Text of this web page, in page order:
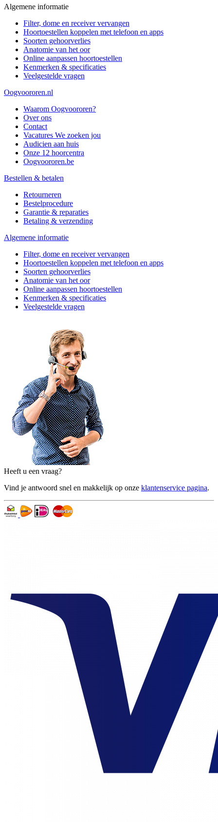
Algemene informatie
Filter, dome en receiver vervangen
Hoortoestellen koppelen met telefoon en apps
Soorten gehoorverlies
Anatomie van het oor
Online aanpassen hoortoestellen
Kenmerken & specificaties
Veelgestelde vragen
Oogvoororen.nl
Waarom Oogvoororen?
Over ons
Contact
Vacatures We zoeken jou
Audicien aan huis
Onze 12 hoorcentra
Oogvoororen.be
Bestellen & betalen
Retourneren
Bestelprocedure
Garantie & reparaties
Betaling & verzending
Algemene informatie
Filter, dome en receiver vervangen
Hoortoestellen koppelen met telefoon en apps
Soorten gehoorverlies
Anatomie van het oor
Online aanpassen hoortoestellen
Kenmerken & specificaties
Veelgestelde vragen
Heeft u een vraag?
Vind je antwoord snel en makkelijk op onze klantenservice pagina.